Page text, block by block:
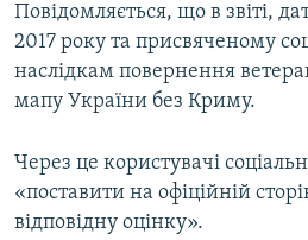
Повідомляється, що в звіті,
2017 року та присвяченому
наслідкам повернення
мапу України без Криму.
Через це користувачі
«поставити на офіційній
відповідну оцінку».